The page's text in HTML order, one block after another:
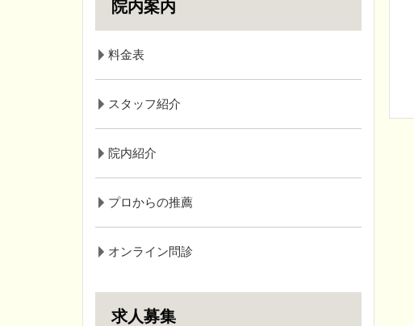
院内案内
料金表
スタッフ紹介
院内紹介
プロからの推薦
オンライン問診
求人募集